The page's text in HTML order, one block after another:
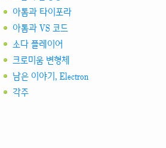
아톰과 타이포라
아톰과 VS 코드
소다 플레이어
크로미움 변형체
남은 이야기, Electron
각주